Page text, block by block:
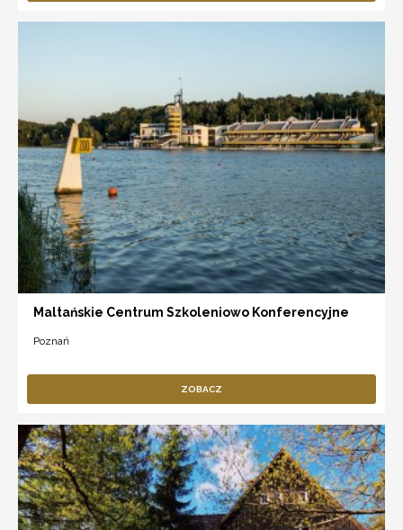
Maltańskie Centrum Szkoleniowo Konferencyjne
Poznań
ZOBACZ